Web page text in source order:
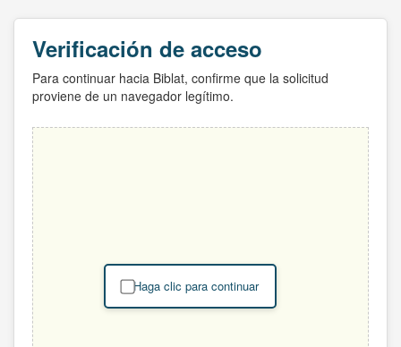
Verificación de acceso
Para continuar hacia Biblat, confirme que la solicitud
proviene de un navegador legítimo.
Haga clic para continuar